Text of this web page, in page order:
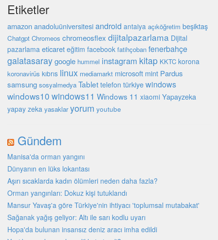
Etiketler
amazon anadoluüniversitesi android antalya açıköğretim beşiktaş
Chatgpt Chromeos chromeosflex dijitalpazarlama Dijital
pazarlama eticaret eğitim facebook fatihçoban fenerbahçe
galatasaraygoogle hummel instagram kitap KKTC korona
koronavirüs kıbrıs linux mediamarkt microsoft mint Pardus
samsung sosyalmedya Tablet telefon türkiyewindows
windows10 windows11 Windows 11 xiaomi Yapayzeka
yapay zeka yasaklar yorum youtube
Gündem
Manisa'da orman yangını
Dünyanın en lüks lokantası
Aşırı sıcaklarda kadın ölümleri neden daha fazla?
Orman yangınları: Dokuz kişi tutuklandı
Mansur Yavaş'a göre Türkiye'nin ihtiyacı 'toplumsal mutabakat'
Sağanak yağış geliyor: Altı ile sarı kodlu uyarı
Hopa'da bulunan insansız deniz aracı imha edildi